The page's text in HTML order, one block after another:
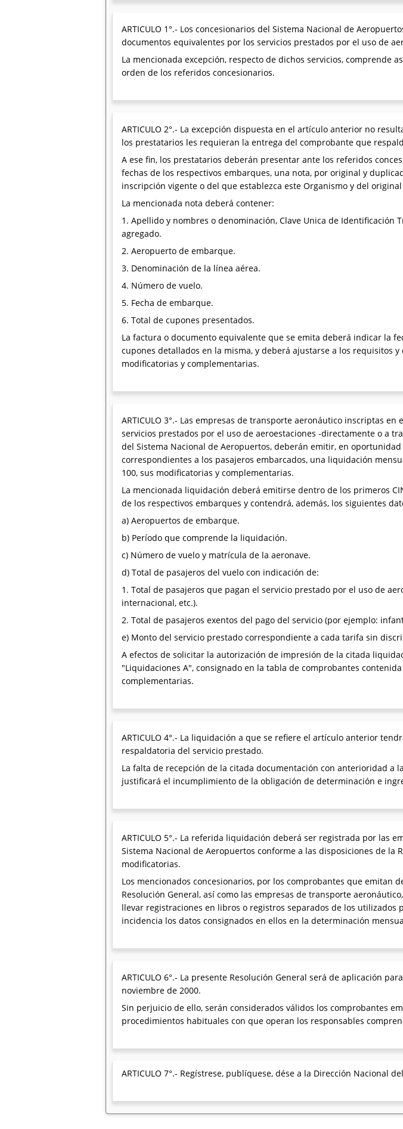
ARTICULO 1°.- Los concesionarios del Sistema Nacional de
documentos equivalentes por los servicios prestados por el uso de
La mencionada excepción, respecto de dichos servicios, comprende
orden de los referidos concesionarios.
ARTICULO 2°.- La excepción dispuesta en el artículo anterior no
los prestatarios les requieran la entrega del comprobante que
A ese fin, los prestatarios deberán presentar ante los referidos
fechas de los respectivos embarques, una nota, por original y
inscripción vigente o del que establezca este Organismo y del
La mencionada nota deberá contener:
1. Apellido y nombres o denominación, Clave Unica de
agregado.
2. Aeropuerto de embarque.
3. Denominación de la línea aérea.
4. Número de vuelo.
5. Fecha de embarque.
6. Total de cupones presentados.
La factura o documento equivalente que se emita deberá indicar la
cupones detallados en la misma, y deberá ajustarse a los requisitos
modificatorias y complementarias.
ARTICULO 3°.- Las empresas de transporte aeronáutico inscriptas
servicios prestados por el uso de aeroestaciones -directamente o a
del Sistema Nacional de Aeropuertos, deberán emitir, en
correspondientes a los pasajeros embarcados, una liquidación
100, sus modificatorias y complementarias.
La mencionada liquidación deberá emitirse dentro de los primeros
de los respectivos embarques y contendrá, además, los siguientes
a) Aeropuertos de embarque.
b) Período que comprende la liquidación.
c) Número de vuelo y matrícula de la aeronave.
d) Total de pasajeros del vuelo con indicación de:
1. Total de pasajeros que pagan el servicio prestado por el uso de
internacional, etc.).
2. Total de pasajeros exentos del pago del servicio (por ejemplo:
e) Monto del servicio prestado correspondiente a cada tarifa sin
A efectos de solicitar la autorización de impresión de la citada
"Liquidaciones A", consignado en la tabla de comprobantes
complementarias.
ARTICULO 4°.- La liquidación a que se refiere el artículo anterior
respaldatoria del servicio prestado.
La falta de recepción de la citada documentación con anterioridad a
justificará el incumplimiento de la obligación de determinación e
ARTICULO 5°.- La referida liquidación deberá ser registrada por las
Sistema Nacional de Aeropuertos conforme a las disposiciones de la
modificatorias.
Los mencionados concesionarios, por los comprobantes que emitan
Resolución General, así como las empresas de transporte
llevar registraciones en libros o registros separados de los
incidencia los datos consignados en ellos en la determinación
ARTICULO 6°.- La presente Resolución General será de aplicación
noviembre de 2000.
Sin perjuicio de ello, serán considerados válidos los comprobantes
procedimientos habituales con que operan los responsables
ARTICULO 7°.- Regístrese, publíquese, dése a la Dirección Nacional